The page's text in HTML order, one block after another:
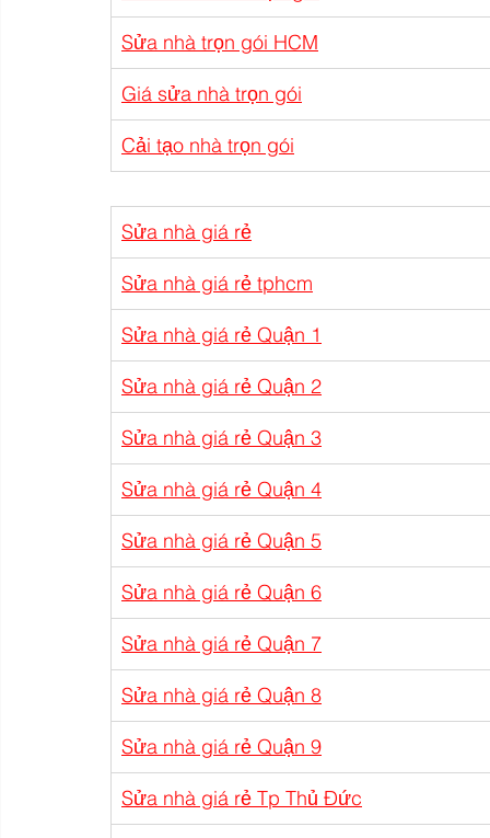
Sửa nhà trọn gói HCM
Giá sửa nhà trọn gói
Cải tạo nhà trọn gói
Sửa nhà giá rẻ
Sửa nhà giá rẻ tphcm
Sửa nhà giá rẻ Quận 1
Sửa nhà giá rẻ Quận 2
Sửa nhà giá rẻ Quận 3
Sửa nhà giá rẻ Quận 4
Sửa nhà giá rẻ Quận 5
Sửa nhà giá rẻ Quận 6
Sửa nhà giá rẻ Quận 7
Sửa nhà giá rẻ Quận 8
Sửa nhà giá rẻ Quận 9
Sửa nhà giá rẻ Tp Thủ Đức